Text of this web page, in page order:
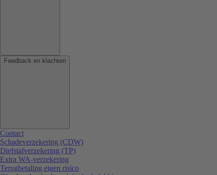
Feedback en klachten
Contact
Schadeverzekering (CDW)
Diefstalverzekering (TP)
Extra WA-verzekering
Terugbetaling eigen risico